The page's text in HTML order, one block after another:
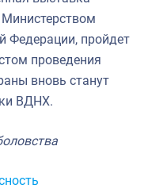
Министерством
Федерации, пройдет
проведения
вновь станут
ВДНХ.